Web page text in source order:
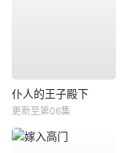
仆人的王子殿下
更新至第06集